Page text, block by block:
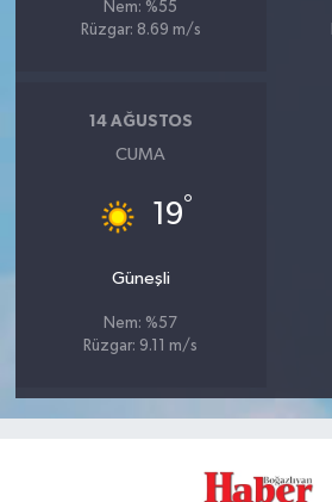
Nem: %55
Rüzgar: 8.69 m/s
14 AĞUSTOS
CUMA
19°
Güneşli
Nem: %57
Rüzgar: 9.11 m/s